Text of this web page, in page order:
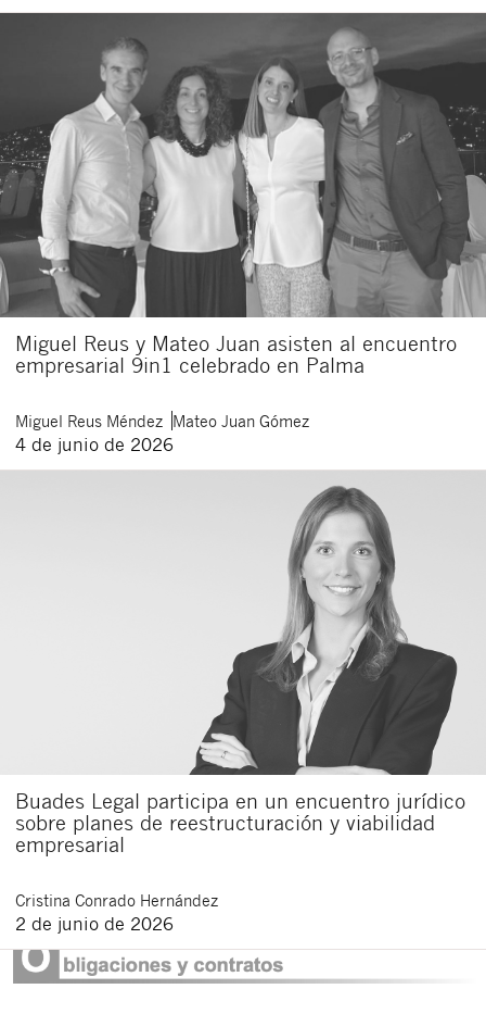
Miguel Reus y Mateo Juan asisten al encuentro
empresarial 9in1 celebrado en Palma
Miguel Reus Méndez Mateo Juan Gómez
4 de junio de 2026
Buades Legal participa en un encuentro jurídico
sobre planes de reestructuración y viabilidad
empresarial
Cristina Conrado Hernández
2 de junio de 2026